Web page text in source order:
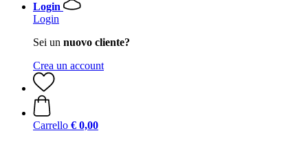
Login
Login
Sei un nuovo cliente?
Crea un account
Carrello € 0,00